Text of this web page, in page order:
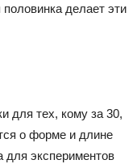
делает эти
для тех, кому за 30,
о форме и длине
для экспериментов